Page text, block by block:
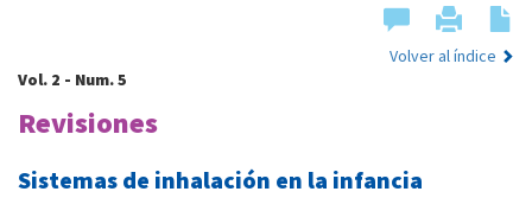
Volver al índice
Vol. 2 - Num. 5
Revisiones
Sistemas de inhalación en la infancia